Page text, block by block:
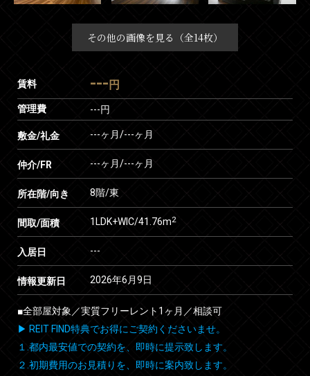
その他の画像を見る（全14枚）
賃料 --- 円
管理費 ---円
敷金/礼金 ---ヶ月/---ヶ月
仲介/FR ---ヶ月/---ヶ月
所在階/向き 8階/東
間取/面積 1LDK+WIC/41.76m2
入居日 ---
情報更新日 2026年6月9日
■全部屋対象／実質フリーレント1ヶ月／相談可
▶ REIT FIND特典でお得にご契約くださいませ。
１.都内最安値での契約を、即時に提示致します。
２.初期費用のお見積りを、即時に案内致します。